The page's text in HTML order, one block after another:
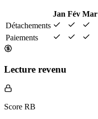
Jan Fév Mar
Détachements
Paiements
Lecture revenu
Score RB